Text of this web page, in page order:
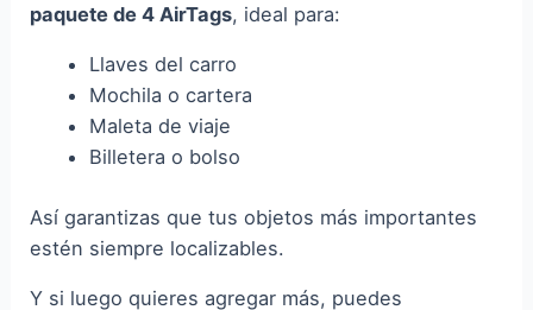
paquete de 4 AirTags, ideal para:
Llaves del carro
Mochila o cartera
Maleta de viaje
Billetera o bolso
Así garantizas que tus objetos más importantes
estén siempre localizables.
Y si luego quieres agregar más, puedes